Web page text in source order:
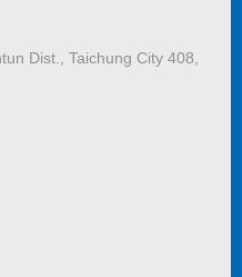
Dist., Taichung City 408,